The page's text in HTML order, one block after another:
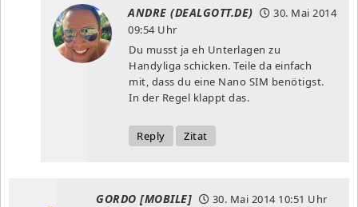
ANDRE (DEALGOTT.DE)
30. Mai 2014
09:54 Uhr
Du musst ja eh Unterlagen zu
Handyliga schicken. Teile da einfach
mit, dass du eine Nano SIM benötigst.
In der Regel klappt das.
Reply Zitat
GORDO [MOBILE] 30. Mai 201410:51 Uhr